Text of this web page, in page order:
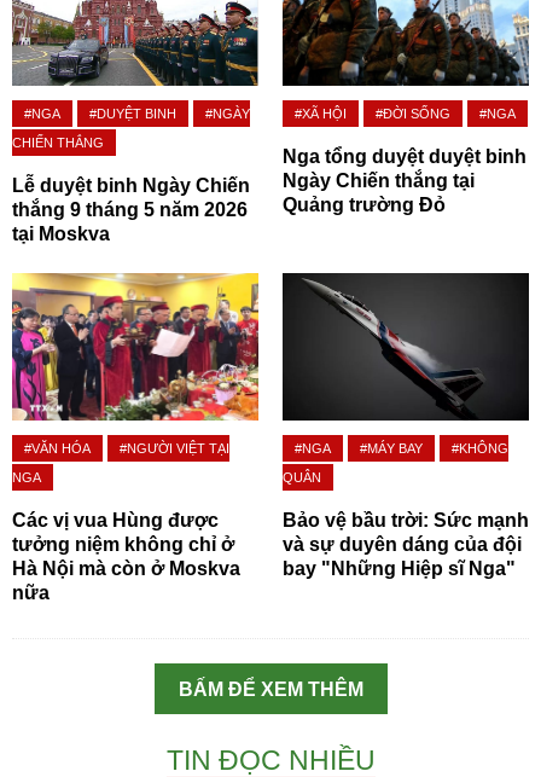
#NGA #DUYỆT BINH
#NGÀY
CHIẾN THẮNG
Lễ duyệt binh Ngày Chiến
thắng 9 tháng 5 năm 2026
tại Moskva
#XÃ HỘI #ĐỜI SỐNG #NGA
Nga tổng duyệt duyệt binh
Ngày Chiến thắng tại
Quảng trường Đỏ
#VĂN HÓA
#NGƯỜI VIỆT TẠI
NGA
Các vị vua Hùng được
tưởng niệm không chỉ ở
Hà Nội mà còn ở Moskva
nữa
#NGA #MÁY BAY
#KHÔNG
QUÂN
Bảo vệ bầu trời: Sức mạnh
và sự duyên dáng của đội
bay "Những Hiệp sĩ Nga"
BẤM ĐỂ XEM THÊM
TIN ĐỌC NHIỀU